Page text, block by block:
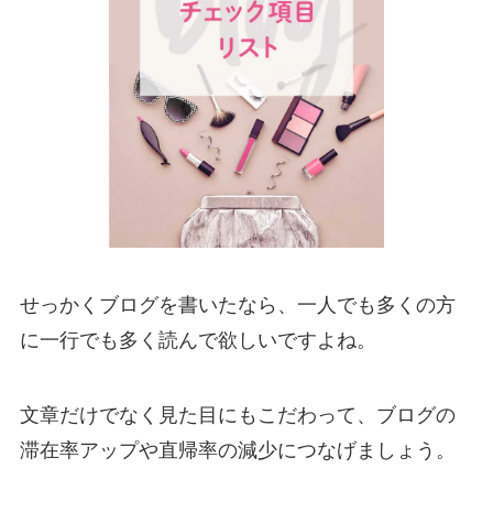
せっかくブログを書いたなら、一人でも多くの方
に一行でも多く読んで欲しいですよね。
文章だけでなく見た目にもこだわって、ブログの
滞在率アップや直帰率の減少につなげましょう。